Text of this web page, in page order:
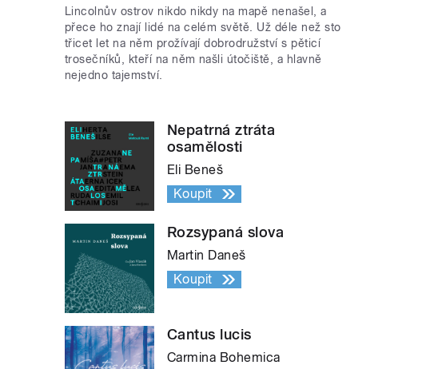
Lincolnův ostrov nikdo nikdy na mapě nenašel, a
přece ho znají lidé na celém světě. Už déle než sto
třicet let na něm prožívají dobrodružství s pěticí
trosečníků, kteří na něm našli útočiště, a hlavně
nejedno tajemství.
Nepatrná ztráta
osamělosti
Eli Beneš
Koupit
Rozsypaná slova
Martin Daneš
Koupit
Cantus lucis
Carmina Bohemica